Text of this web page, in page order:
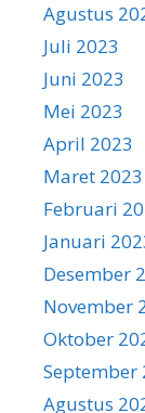
Agustus
Juli 2023
Juni 2023
Mei 2023
April 2023
Maret 2023
Februari
Januari
Desember
November
Oktober
September
Agustus